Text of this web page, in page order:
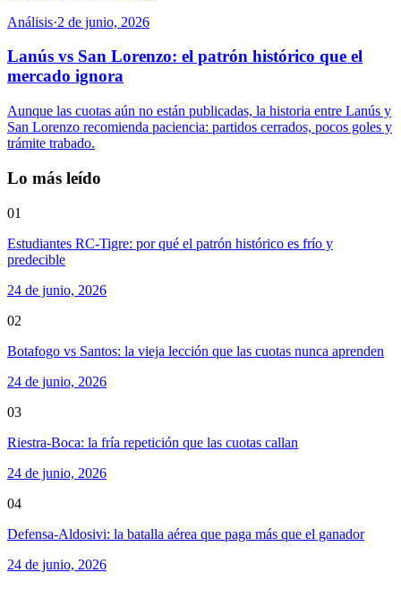
Análisis·2 de junio, 2026
Lanús vs San Lorenzo: el patrón histórico que el
mercado ignora
Aunque las cuotas aún no están publicadas, la historia entre Lanús y
San Lorenzo recomienda paciencia: partidos cerrados, pocos goles y
trámite trabado.
Lo más leído
01
Estudiantes RC-Tigre: por qué el patrón histórico es frío y
predecible
24 de junio, 2026
02
Botafogo vs Santos: la vieja lección que las cuotas nunca aprenden
24 de junio, 2026
03
Riestra-Boca: la fría repetición que las cuotas callan
24 de junio, 2026
04
Defensa-Aldosivi: la batalla aérea que paga más que el ganador
24 de junio, 2026